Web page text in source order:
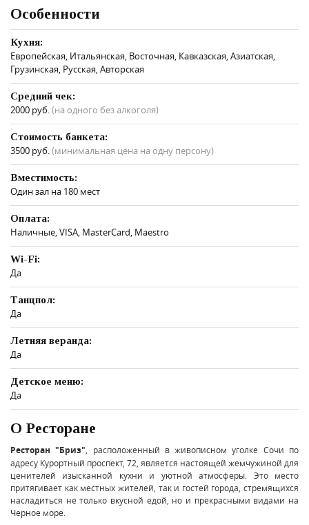
Особенности
Кухня:
Европейская, Итальянская, Восточная, Кавказская, Азиатская,
Грузинская, Русская, Авторская
Средний чек:
2000 руб.(на одного без алкоголя)
Стоимость банкета:
3500 руб.(минимальная цена на одну персону)
Вместимость:
Один зал на 180 мест
Оплата:
Наличные, VISA, MasterCard, Maestro
Wi-Fi:
Да
Танцпол:
Да
Летняя веранда:
Да
Детское меню:
Да
О Ресторане
Ресторан "Бриз" , расположенный в живописном уголке Сочи по
адресу Курортный проспект, 72, является настоящей жемчужиной для
ценителей изысканной кухни и уютной атмосферы. Это место
притягивает как местных жителей, так и гостей города, стремящихся
насладиться не только вкусной едой, но и прекрасными видами на
Черное море.